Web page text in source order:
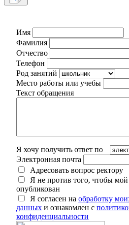
Имя
Фамилия
Отчество
Телефон
Род занятий
Место работы или учебы
Текст обращения
Я хочу получить ответ по
Электронная почта
Адресовать вопрос ректору
Я не против того, чтобы
опубликован
Я согласен на обработку
данных и ознакомлен с
конфиденциальности